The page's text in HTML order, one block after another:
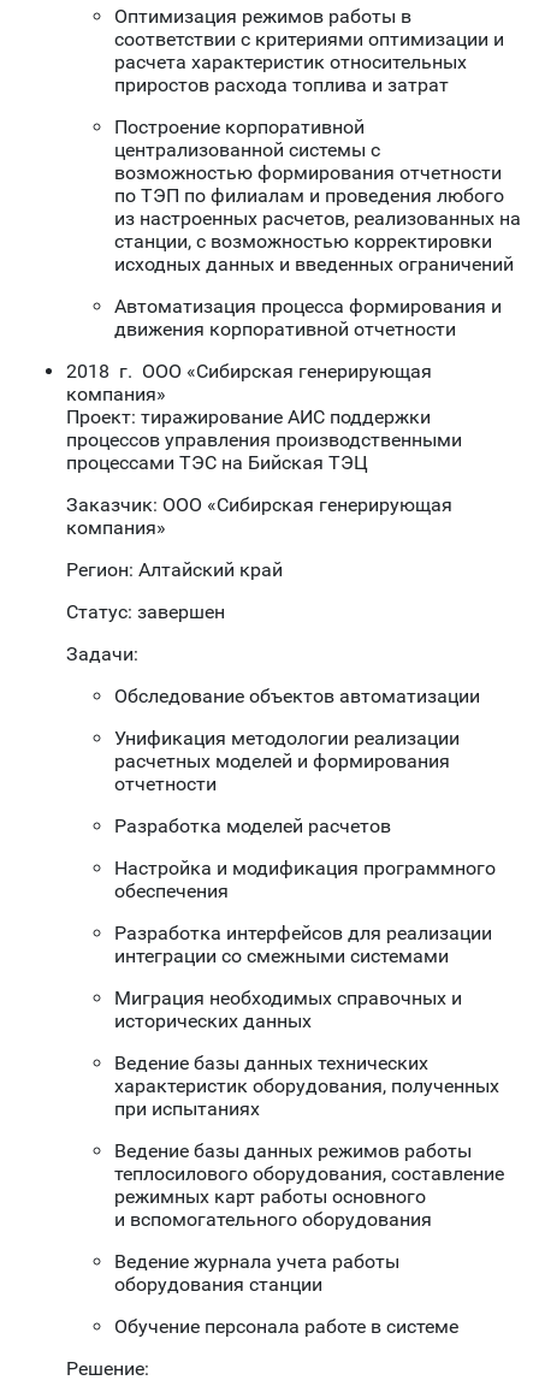
Оптимизация режимов работы в
соответствии с критериями оптимизации и
расчета характеристик относительных
приростов расхода топлива и затрат
Построение корпоративной
централизованной системы с
возможностью формирования отчетности
по ТЭП по филиалам и проведения любого
из настроенных расчетов, реализованных на
станции, с возможностью корректировки
исходных данных и введенных ограничений
Автоматизация процесса формирования и
движения корпоративной отчетности
2018 г. ООО «Сибирская генерирующая
компания»
Проект: тиражирование АИС поддержки
процессов управления производственными
процессами ТЭС на Бийская ТЭЦ
Заказчик: ООО «Сибирская генерирующая
компания»
Регион: Алтайский край
Статус: завершен
Задачи:
Обследование объектов автоматизации
Унификация методологии реализации
расчетных моделей и формирования
отчетности
Разработка моделей расчетов
Настройка и модификация программного
обеспечения
Разработка интерфейсов для реализации
интеграции со смежными системами
Миграция необходимых справочных и
исторических данных
Ведение базы данных технических
характеристик оборудования, полученных
при испытаниях
Ведение базы данных режимов работы
теплосилового оборудования, составление
режимных карт работы основного
и вспомогательного оборудования
Ведение журнала учета работы
оборудования станции
Обучение персонала работе в системе
Решение: